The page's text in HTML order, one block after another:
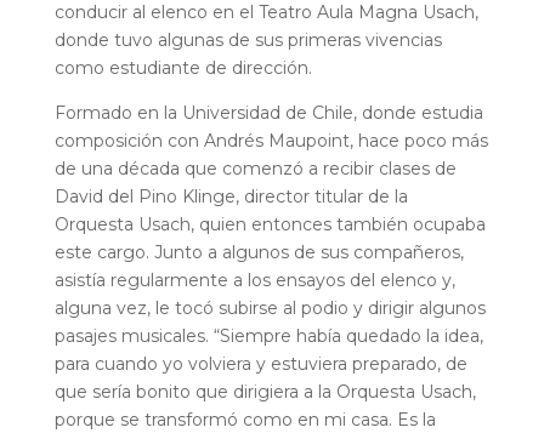
conducir al elenco en el Teatro Aula Magna Usach,
donde tuvo algunas de sus primeras vivencias
como estudiante de dirección.
Formado en la Universidad de Chile, donde estudia
composición con Andrés Maupoint, hace poco más
de una década que comenzó a recibir clases de
David del Pino Klinge, director titular de la
Orquesta Usach, quien entonces también ocupaba
este cargo. Junto a algunos de sus compañeros,
asistía regularmente a los ensayos del elenco y,
alguna vez, le tocó subirse al podio y dirigir algunos
pasajes musicales. “Siempre había quedado la idea,
para cuando yo volviera y estuviera preparado, de
que sería bonito que dirigiera a la Orquesta Usach,
porque se transformó como en mi casa. Es la